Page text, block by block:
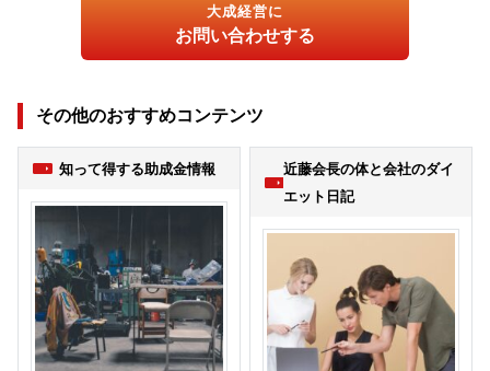
大成経営に
お問い合わせする
その他のおすすめコンテンツ
知って得する助成金情報
近藤会長の体と会社のダイ
エット日記